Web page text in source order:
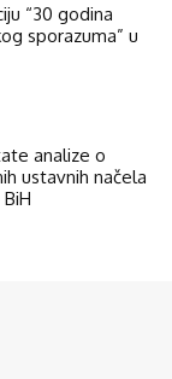
“30 godina
sporazuma” u
analize o
ustavnih načela